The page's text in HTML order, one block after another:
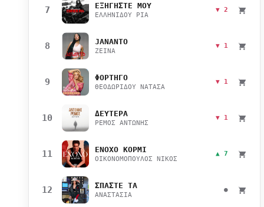
7 ΕΞΗΓΗΣΤΕ ΜΟΥ
ΕΛΛΗΝΙΔΟΥ ΡΙΑ
▼ 2
8 JANANTO
ZEINA
▼ 1
9 ΦΟΡΤΗΓΟ
ΘΕΟΔΩΡΙΔΟΥ ΝΑΤΑΣΑ
▼ 1
10 ΔΕΥΤΕΡΑ
ΡΕΜΟΣ ΑΝΤΩΝΗΣ
▼ 1
11 ΕΝΟΧΟ ΚΟΡΜΙ
ΟΙΚΟΝΟΜΟΠΟΥΛΟΣ ΝΙΚΟΣ
▲ 7
12 ΣΠΑΣΤΕ ΤΑ
ΑΝΑΣΤΑΣΙΑ
●